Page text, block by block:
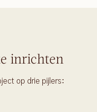
inrichten
op drie pijlers: